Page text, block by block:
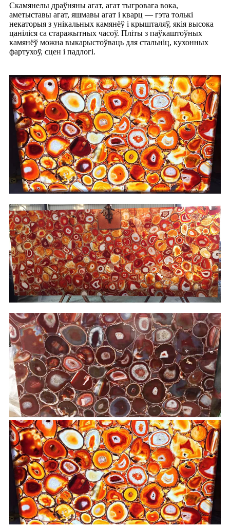
Скамянелы драўняны агат, агат тыгровага вока,
аметыставы агат, яшмавы агат і кварц — гэта толькі
некаторыя з унікальных камянёў і крышталяў, якія высока
цаніліся са старажытных часоў. Пліты з паўкаштоўных
камянёў можна выкарыстоўваць для стальніц, кухонных
фартухоў, сцен і падлогі.